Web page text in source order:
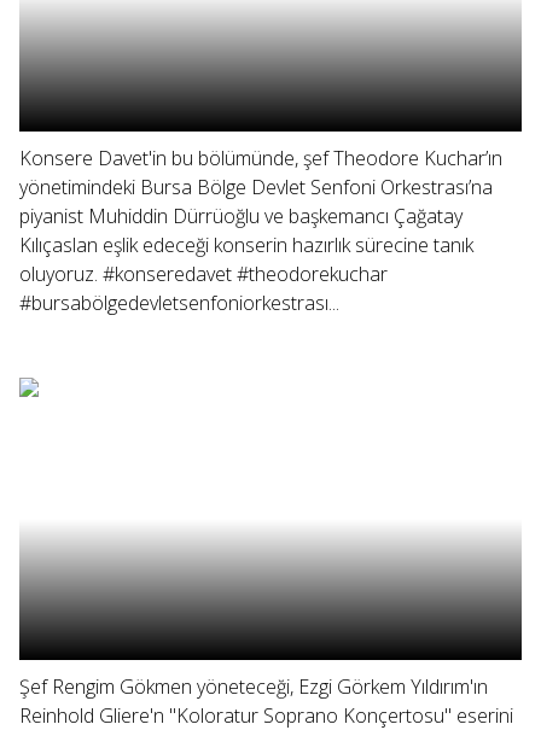
Konsere Davet'in bu bölümünde, şef Theodore Kuchar’ın
yönetimindeki Bursa Bölge Devlet Senfoni Orkestrası’na
piyanist Muhiddin Dürrüoğlu ve başkemancı Çağatay
Kılıçaslan eşlik edeceği konserin hazırlık sürecine tanık
oluyoruz. #konseredavet #theodorekuchar
#bursabölgedevletsenfoniorkestrası...
Şef Rengim Gökmen yöneteceği, Ezgi Görkem Yıldırım'ın
Reinhold Gliere'n "Koloratur Soprano Konçertosu" eserini